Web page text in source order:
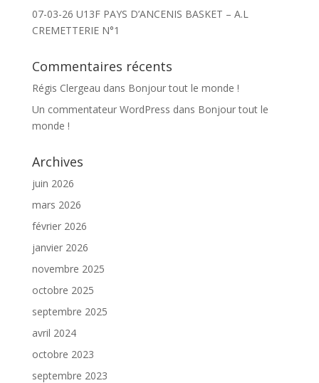
07-03-26 U13F PAYS D’ANCENIS BASKET – A.L
CREMETTERIE N°1
Commentaires récents
Régis Clergeau dans Bonjour tout le monde !
Un commentateur WordPress dans Bonjour tout le
monde !
Archives
juin 2026
mars 2026
février 2026
janvier 2026
novembre 2025
octobre 2025
septembre 2025
avril 2024
octobre 2023
septembre 2023